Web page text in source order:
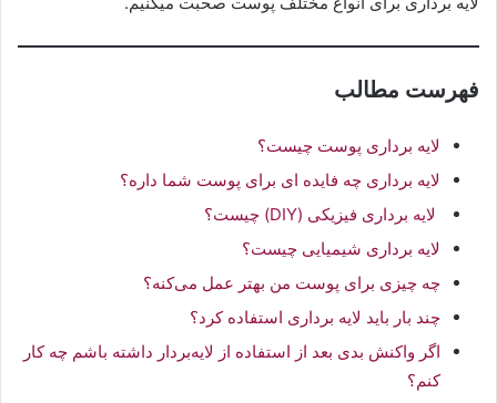
فهرست مطالب
لایه برداری پوست چیست؟
لایه‌ برداری چه فایده ای برای پوست شما داره؟
لایه‌ برداری فیزیکی (DIY) چیست؟
لایه‌ برداری شیمیایی چیست؟
چه چیزی برای پوست من بهتر عمل می‌کنه؟
چند بار باید لایه برداری استفاده کرد؟
اگر واکنش بدی بعد از استفاده از لایه‌بردار داشته باشم چه کار
کنم؟